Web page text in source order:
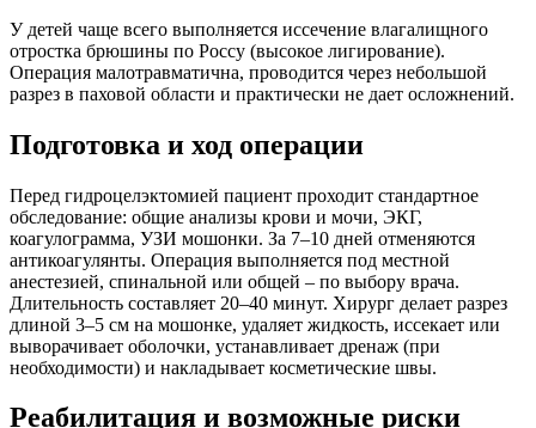
У детей чаще всего выполняется иссечение влагалищного
отростка брюшины по Россу (высокое лигирование).
Операция малотравматична, проводится через небольшой
разрез в паховой области и практически не дает осложнений.
Подготовка и ход операции
Перед гидроцелэктомией пациент проходит стандартное
обследование: общие анализы крови и мочи, ЭКГ,
коагулограмма, УЗИ мошонки. За 7–10 дней отменяются
антикоагулянты. Операция выполняется под местной
анестезией, спинальной или общей – по выбору врача.
Длительность составляет 20–40 минут. Хирург делает разрез
длиной 3–5 см на мошонке, удаляет жидкость, иссекает или
выворачивает оболочки, устанавливает дренаж (при
необходимости) и накладывает косметические швы.
Реабилитация и возможные риски